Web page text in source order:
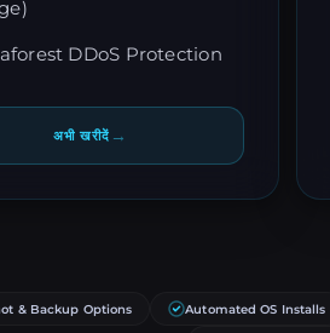
DDoS Protection
अभी खरीदें →
& Backup Options Automated OS Installs